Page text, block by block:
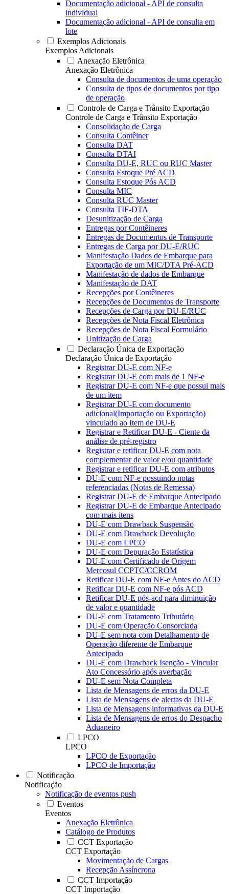
Documentação adicional - API de consulta
individual
Documentação adicional - API de consulta em
lote
Exemplos Adicionais
Exemplos Adicionais
Anexação Eletrônica
Anexação Eletrônica
Consulta de documentos de uma operação
Consulta de tipos de documentos por tipo
de operação
Controle de Carga e Trânsito Exportação
Controle de Carga e Trânsito Exportação
Consolidação de Carga
Consulta Contêiner
Consulta DAT
Consulta DTAI
Consulta DU-E, RUC ou RUC Master
Consulta Estoque Pré ACD
Consulta Estoque Pós ACD
Consulta MIC
Consulta RUC Master
Consulta TIF-DTA
Desunitização de Carga
Entregas por Contêineres
Entregas de Documentos de Transporte
Entregas de Carga por DU-E/RUC
Manifestação Dados de Embarque para
Exportação de um MIC/DTA Pré-ACD
Manifestação de dados de Embarque
Manifestação de DAT
Recepções por Contêineres
Recepções de Documentos de Transporte
Recepções de Carga por DU-E/RUC
Recepções de Nota Fiscal Eletrônica
Recepções de Nota Fiscal Formulário
Unitização de Carga
Declaração Única de Exportação
Declaração Única de Exportação
Registrar DU-E com NF-e
Registrar DU-E com mais de 1 NF-e
Registrar DU-E com NF-e que possui mais
de um item
Registrar DU-E com documento
adicional(Importação ou Exportação)
vinculado ao Item de DU-E
Registrar e Retificar DU-E - Ciente da
análise de pré-registro
Registrar e retificar DU-E com nota
complementar de valor e/ou quantidade
Registrar e retificar DU-E com atributos
DU-E com NF-e possuindo notas
referenciadas (Notas de Remessa)
Registrar DU-E de Embarque Antecipado
Registrar DU-E de Embarque Antecipado
com mais itens
DU-E com Drawback Suspensão
DU-E com Drawback Devolução
DU-E com LPCO
DU-E com Depuração Estatística
DU-E com Certificado de Origem
Mercosul CCPTC/CCROM
Retificar DU-E com NF-e Antes do ACD
Retificar DU-E com NF-e pós ACD
Retificar DU-E pós-acd para diminuição
de valor e quantidade
DU-E com Tratamento Tributário
DU-E com Operação Consorciada
DU-E sem nota com Detalhamento de
Operação diferente de Embarque
Antecipado
DU-E com Drawback Isenção - Vincular
Ato Concessório após averbação
DU-E sem Nota Completa
Lista de Mensagens de erros da DU-E
Lista de Mensagens de alertas da DU-E
Lista de Mensagens informativas da DU-E
Lista de Mensagens de erros do Despacho
Aduaneiro
LPCO
LPCO
LPCO de Exportação
LPCO de Importação
Notificação
Notificação
Notificação de eventos push
Eventos
Eventos
Anexação Eletrônica
Catálogo de Produtos
CCT Exportação
CCT Exportação
Movimentação de Cargas
Recepção Assíncrona
CCT Importação
CCT Importação